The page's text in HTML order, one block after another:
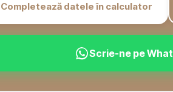
Completează datele în calculator
Scrie-ne pe